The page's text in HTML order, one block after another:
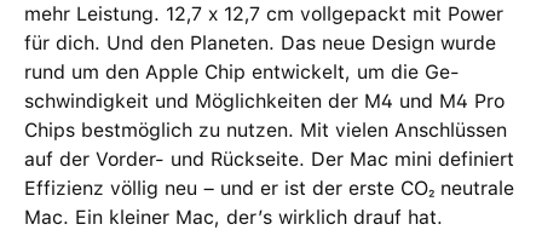
mehr Leistung. 12,7 x 12,7 cm voll­gepackt mit Power
für dich. Und den Planeten. Das neue Design wurde
rund um den Apple Chip ent­wi­ckelt, um die Ge­
schwin­dig­keit und Möglich­keiten der M4 und M4 Pro
Chips bestmög­lich zu nutzen. Mit vielen Anschlüssen
auf der Vorder- und Rück­seite. Der Mac mini definiert
Effizienz völlig neu – und er ist der erste CO₂ neutrale
Mac. Ein kleiner Mac, der’s wirklich drauf hat.